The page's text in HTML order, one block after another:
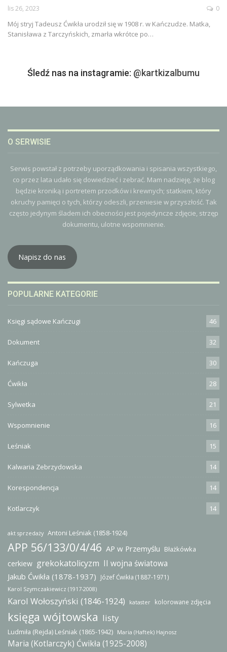
lis 26, 2023 0
Mój stryj Tadeusz Ćwikła urodził się w 1908 r. w Kańczudze. Matka,
Stanisława z Tarczyńskich, zmarła wkrótce po…
Śledź nas na instagramie: @kartkizalbumu
O SERWISIE
Serwis powstał z potrzeby uporządkowania i spisania wszystkiego,
co przez lata udało się dowiedzieć i zebrać. Mam nadzieję, że blog
będzie kroniką i portretem przodków i krewnych; statkiem, który
okruchy pamięci o tych, którzy odeszli, przeniesie w przyszłość. Tak
często jedynym śladem ich obecności jest pojedyncze zdjęcie, strzęp
dokumentu, ulotne wspomnienie.
Napisz do nas
POPULARNE KATEGORIE
Księgi sądowe Kańczugi 46
Dokument 32
Kańczuga 30
Ćwikła 28
Sylwetka 21
Wspomnienie 16
Leśniak 15
Kalwaria Zebrzydowska 14
Korespondencja 14
Kotlarczyk 14
akt sprzedaży Antoni Leśniak (1858-1924)
APP 56/133/0/4/46 AP w Przemyślu Błażkówka
cerkiew grekokatolicyzm II wojna światowa
Jakub Ćwikła (1878-1937) Józef Ćwikła (1887-1971)
Karol Szymczakiewicz (1917-2008)
Karol Wołoszyński (1846-1924) kataster kolorowane zdjęcia
księga wójtowska listy
Ludmiła (Rejda) Leśniak (1865-1942) Maria (Haftek) Hajnosz
Maria (Kotlarczyk) Ćwikła (1925-2008)